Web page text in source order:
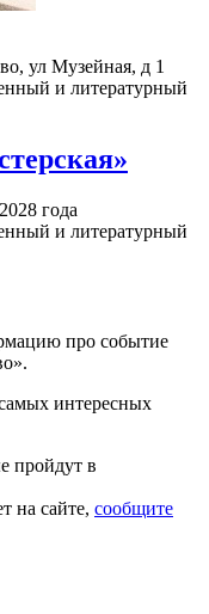
ул Музейная, д 1
и литературный
года
и литературный
про событие
интересных
пройдут в
на сайте, сообщите